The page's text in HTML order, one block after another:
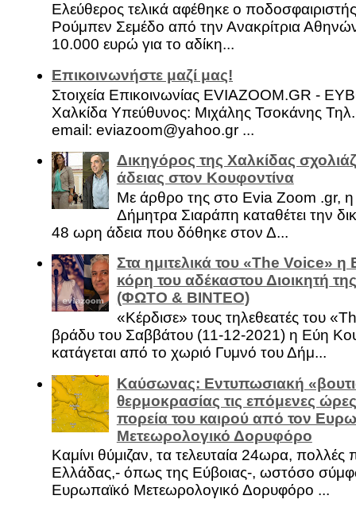
Ελεύθερος τελικά αφέθηκε ο
Ρούμπεν Σεμέδο από την Ανακρίτρια
10.000 ευρώ για το αδίκη...
Επικοινωνήστε μαζί μας!
Στοιχεία Επικοινωνίας EVIAZOOM.GR -
Χαλκίδα Υπεύθυνος: Μιχάλης Τσοκάνης
email: eviazoom@yahoo.gr ...
Δικηγόρος της Χαλκίδας
άδειας στον Κουφοντίνα
Με άρθρο της στο Evia Zoom .gr,
Δήμητρα Σιαράπη καταθέτει την
48 ωρη άδεια που δόθηκε στον Δ...
Στα ημιτελικά του «The Voice»
κόρη του αδέκαστου Διοικητή
(ΦΩΤΟ & ΒΙΝΤΕΟ)
«Κέρδισε» τους τηλεθεατές του
βράδυ του Σαββάτου (11-12-2021) η Εύη
κατάγεται από το χωριό Γυμνό του Δήμ...
Καύσωνας: Εντυπωσιακή
θερμοκρασίας τις επόμενες
πορεία του καιρού από τον
Μετεωρολογικό Δορυφόρο
Καμίνι θύμιζαν, τα τελευταία 24ωρα, πολλές
Ελλάδας,- όπως της Εύβοιας-, ωστόσο
Ευρωπαϊκό Μετεωρολογικό Δορυφόρο ...